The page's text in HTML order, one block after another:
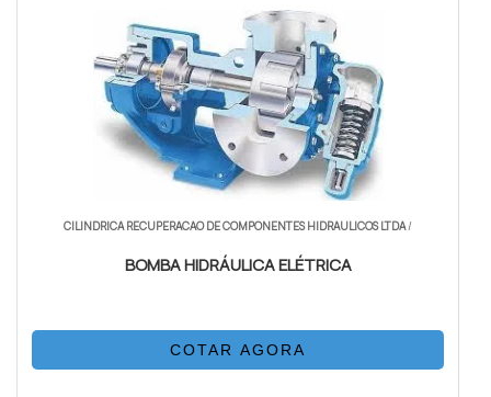
CILINDRICA RECUPERACAO DE COMPONENTES HIDRAULICOS LTDA/
BOMBA HIDRÁULICA ELÉTRICA
COTAR AGORA